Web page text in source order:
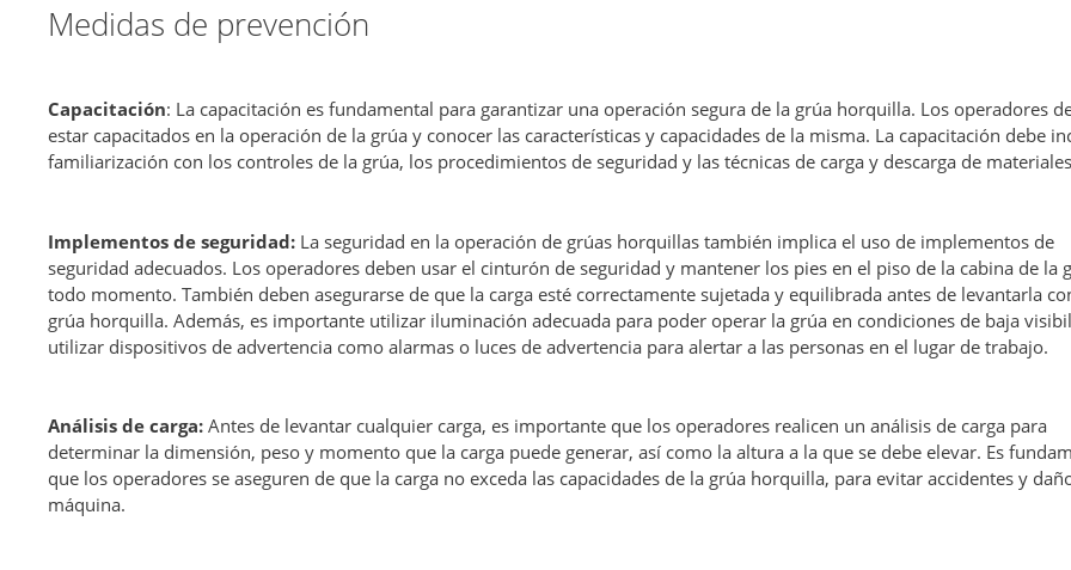
Medidas de prevención
Capacitación: La capacitación es fundamental para garantizar una operación segura de la grúa horquilla. Los operadores
estar capacitados en la operación de la grúa y conocer las características y capacidades de la misma. La capacitación debe
familiarización con los controles de la grúa, los procedimientos de seguridad y las técnicas de carga y descarga de
Implementos de seguridad: La seguridad en la operación de grúas horquillas también implica el uso de implementos de
seguridad adecuados. Los operadores deben usar el cinturón de seguridad y mantener los pies en el piso de la cabina de la
todo momento. También deben asegurarse de que la carga esté correctamente sujetada y equilibrada antes de levantarla
grúa horquilla. Además, es importante utilizar iluminación adecuada para poder operar la grúa en condiciones de baja
utilizar dispositivos de advertencia como alarmas o luces de advertencia para alertar a las personas en el lugar de trabajo.
Análisis de carga: Antes de levantar cualquier carga, es importante que los operadores realicen un análisis de carga para
determinar la dimensión, peso y momento que la carga puede generar, así como la altura a la que se debe elevar. Es
que los operadores se aseguren de que la carga no exceda las capacidades de la grúa horquilla, para evitar accidentes y
máquina.